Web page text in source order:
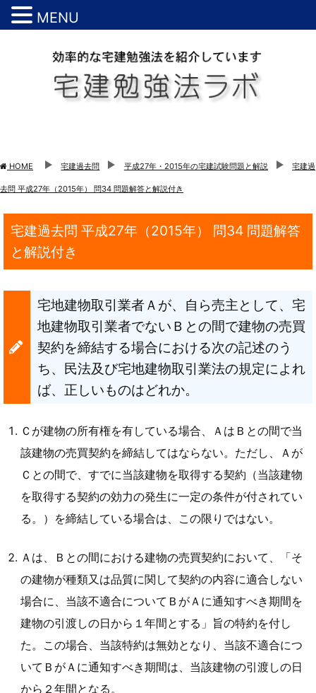
HOME 宅建過去問 平成27年・2015年の宅建試験問題と解説 宅建過
去問 平成27年（2015年） 問34 問題解答と解説付き
宅建過去問 平成27年（2015年） 問34 問題解答
と解説付き
宅地建物取引業者Ａが、自ら売主として、宅
地建物取引業者でないＢとの間で建物の売買
契約を締結する場合における次の記述のう
ち、民法及び宅地建物取引業法の規定によれ
ば、正しいものはどれか。
Ｃが建物の所有権を有している場合、ＡはＢとの間で当
該建物の売買契約を締結してはならない。ただし、Ａが
Ｃとの間で、すでに当該建物を取得する契約（当該建物
を取得する契約の効力の発生に一定の条件が付されてい
る。）を締結している場合は、この限りではない。
Ａは、Ｂとの間における建物の売買契約において、「そ
の建物が種類又は品質に関して契約の内容に適合しない
場合に、当該不適合についてＢがＡに通知すべき期間を
建物の引渡しの日から１年間とする」旨の特約を付し
た。この場合、当該特約は無効となり、当該不適合につ
いてＢがＡに通知すべき期間は、当該建物の引渡しの日
から２年間となる。
MENU